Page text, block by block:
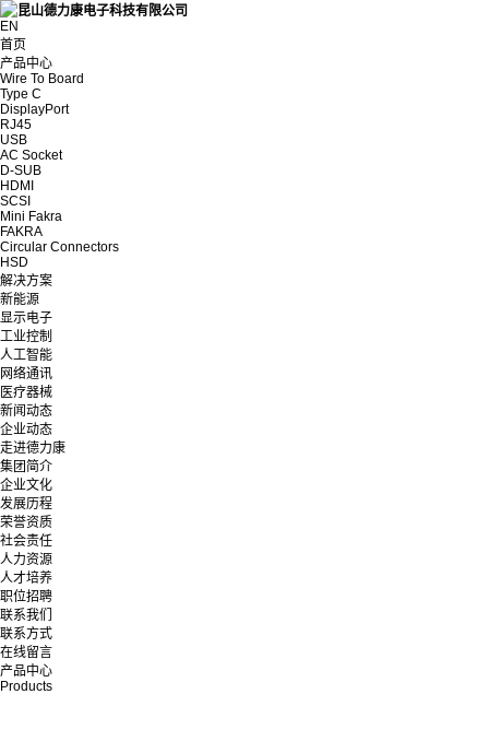
EN
首页
产品中心
Wire To Board
Type C
DisplayPort
RJ45
USB
AC Socket
D-SUB
HDMI
SCSI
Mini Fakra
FAKRA
Circular Connectors
HSD
解决方案
新能源
显示电子
工业控制
人工智能
网络通讯
医疗器械
新闻动态
企业动态
走进德力康
集团简介
企业文化
发展历程
荣誉资质
社会责任
人力资源
人才培养
职位招聘
联系我们
联系方式
在线留言
产品中心
Products